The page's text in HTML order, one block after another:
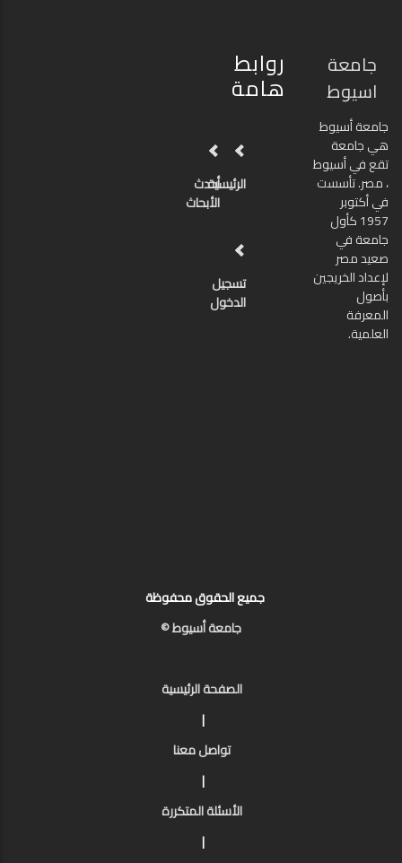
جامعة
اسيوط
جامعة أسيوط
هي جامعة
تقع في أسيوط
، مصر. تأسست
في أكتوبر
1957 كأول
جامعة في
صعيد مصر
لإعداد الخريجين
بأصول
المعرفة
العلمية.
روابط
هامة
الرئيسيةأحدث
الأبحاث
تسجيل
الدخول
جميع الحقوق محفوظة
جامعة أسيوط ©
الصفحة الرئيسية
|
تواصل معنا
|
الأسئلة المتكررة
|